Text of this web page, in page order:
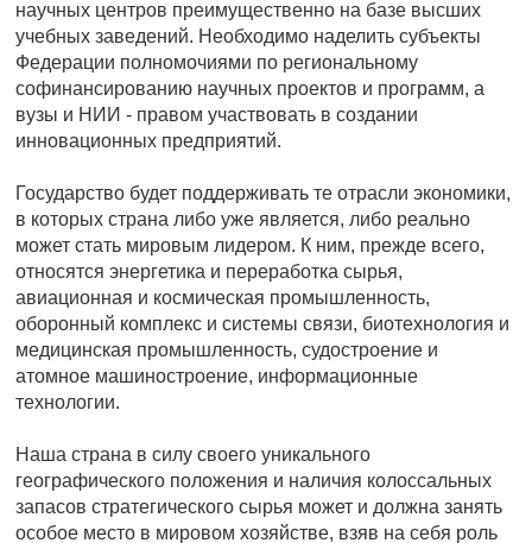
научных центров преимущественно на базе высших
учебных заведений. Необходимо наделить субъекты
Федерации полномочиями по региональному
софинансированию научных проектов и программ, а
вузы и НИИ - правом участвовать в создании
инновационных предприятий.
Государство будет поддерживать те отрасли экономики,
в которых страна либо уже является, либо реально
может стать мировым лидером. К ним, прежде всего,
относятся энергетика и переработка сырья,
авиационная и космическая промышленность,
оборонный комплекс и системы связи, биотехнология и
медицинская промышленность, судостроение и
атомное машиностроение, информационные
технологии.
Наша страна в силу своего уникального
географического положения и наличия колоссальных
запасов стратегического сырья может и должна занять
особое место в мировом хозяйстве, взяв на себя роль